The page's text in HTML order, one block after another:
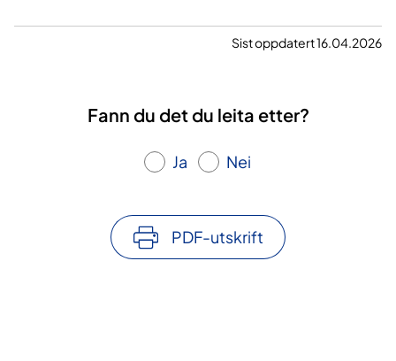
Sist oppdatert 16.04.2026
Fann du det du leita etter?
Ja Nei
PDF-utskrift